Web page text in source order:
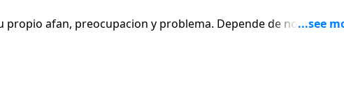
preocupacion y problema. Depende de nosotros